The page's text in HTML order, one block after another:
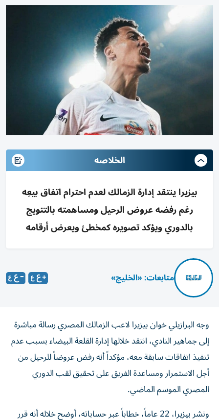
الخلاصه
بيزيرا ينتقد إدارة الزمالك لعدم احترام اتفاق بيعِه
رغم رفضه عروض الرحيل ومساهمته بالتتويج
بالدوري ويؤكد تصويره كمخطئ ويعرض أرقامه
متابعات: «الخليج»
وجه البرازيلي خوان بيزيرا لاعب الزمالك المصري رسالة مباشرة
إلى جماهير النادي، انتقد خلالها إدارة القلعة البيضاء بسبب عدم
تنفيذ اتفاقات سابقة معه، مؤكداً أنه رفض عروضاً للرحيل من
أجل الاستمرار ومساعدة الفريق على تحقيق لقب الدوري
المصري الموسم الماضي.
ونشر بيزيرا، 22 عاماً، خطاباً عبر حساباته، أوضح خلاله أنه قرر